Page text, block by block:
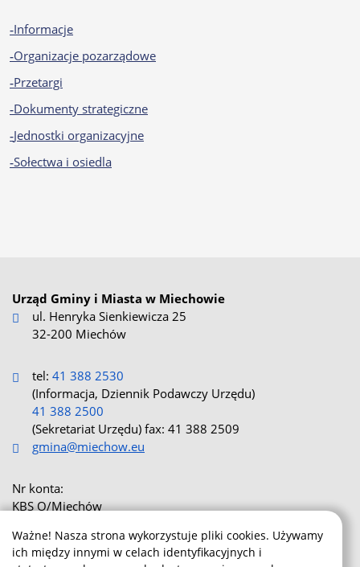
Informacje
Organizacje pozarządowe
Przetargi
Dokumenty strategiczne
Jednostki organizacyjne
Sołectwa i osiedla
Dane kontaktowe
Urząd Gminy i Miasta w Miechowie
ul. Henryka Sienkiewicza 25
32-200 Miechów
tel: 41 388 2530
(Informacja, Dziennik Podawczy Urzędu)
41 388 2500
(Sekretariat Urzędu) fax: 41 388 2509
gmina@miechow.eu
Nr konta:
KBS O/Miechów
Ważne! Nasza strona wykorzystuje pliki cookies. Używamy
ich między innymi w celach identyfikacyjnych i